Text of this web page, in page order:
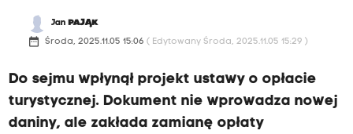
Jan PAJĄK
date_range Środa, 2025.11.05 15:06 ( Edytowany Środa, 2025.11.05 15:29 )
Do sejmu wpłynął projekt ustawy o opłacie
turystycznej. Dokument nie wprowadza nowej
daniny, ale zakłada zamianę opłaty